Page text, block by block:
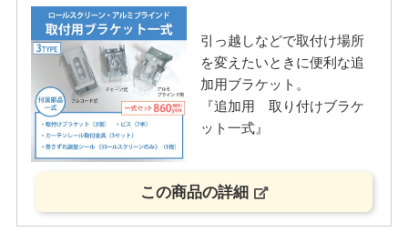
引っ越しなどで取付け場所
を変えたいときに便利な追
加用ブラケット。
『追加用 取り付けブラケ
ット一式』
この商品の詳細